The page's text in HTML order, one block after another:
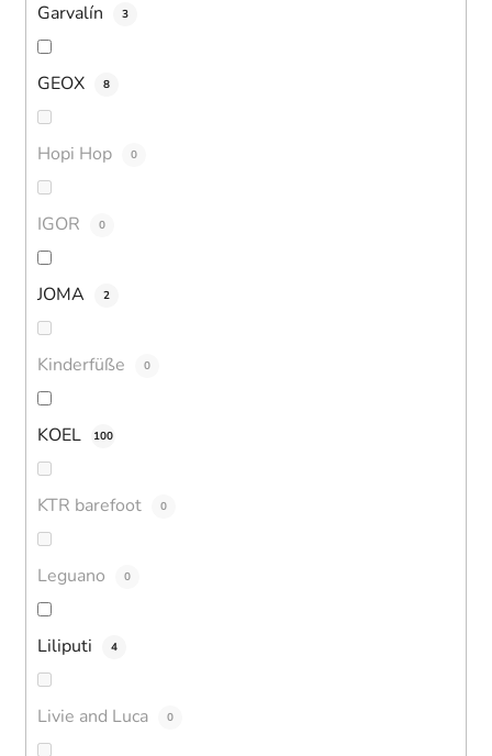
Garvalín 3
GEOX 8
Hopi Hop 0
IGOR 0
JOMA 2
Kinderfüße 0
KOEL 100
KTR barefoot 0
Leguano 0
Liliputi 4
Livie and Luca 0